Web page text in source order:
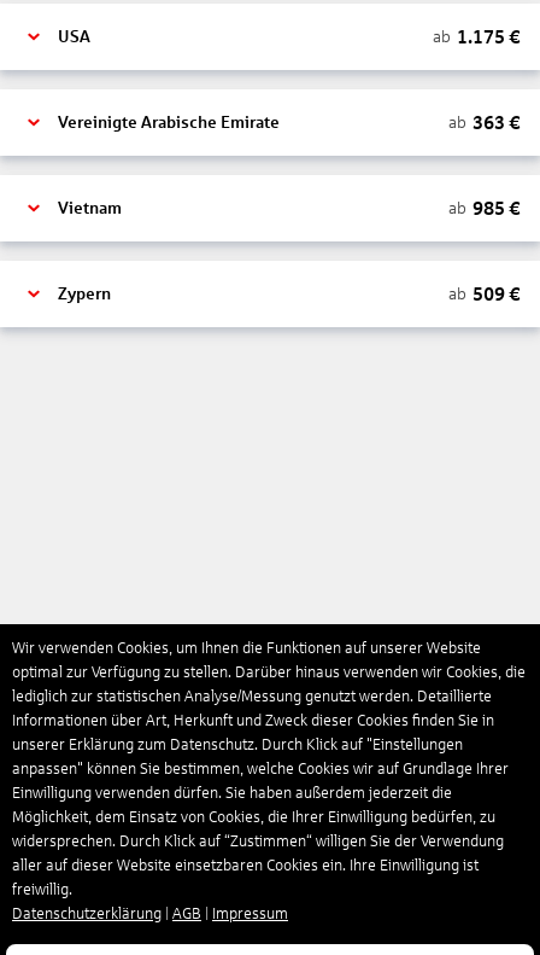
USA ab 1.175 €
Vereinigte Arabische Emirate ab 363 €
Vietnam ab 985 €
Zypern ab 509€
Wir verwenden Cookies, um Ihnen die Funktionen auf unserer Website
optimal zur Verfügung zu stellen. Darüber hinaus verwenden wir Cookies, die
lediglich zur statistischen Analyse/Messung genutzt werden. Detaillierte
Informationen über Art, Herkunft und Zweck dieser Cookies finden Sie in
unserer Erklärung zum Datenschutz. Durch Klick auf "Einstellungen
anpassen" können Sie bestimmen, welche Cookies wir auf Grundlage Ihrer
Einwilligung verwenden dürfen. Sie haben außerdem jederzeit die
Möglichkeit, dem Einsatz von Cookies, die Ihrer Einwilligung bedürfen, zu
widersprechen. Durch Klick auf “Zustimmen“ willigen Sie der Verwendung
aller auf dieser Website einsetzbaren Cookies ein. Ihre Einwilligung ist
freiwillig.
Datenschutzerklärung
AGB Impressum